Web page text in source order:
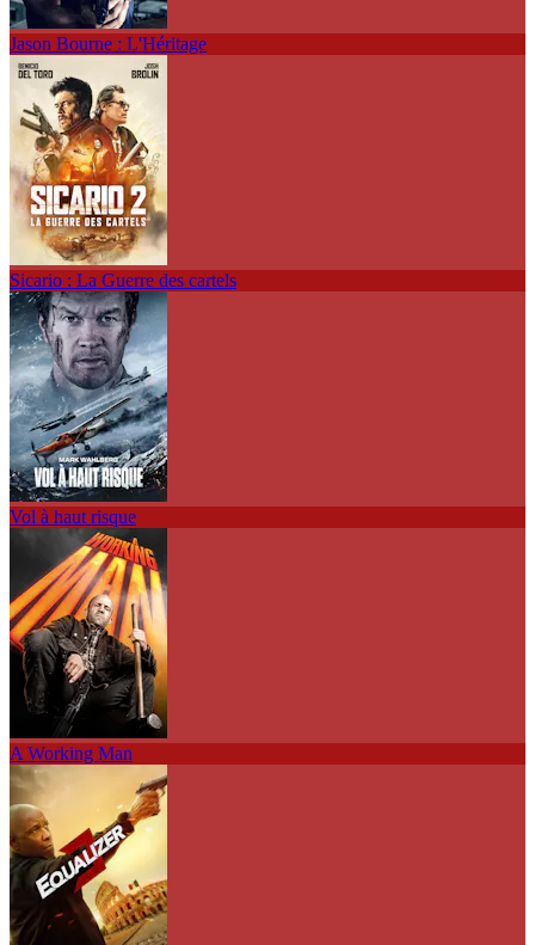
Jason Bourne : L'Héritage
Sicario : La Guerre des cartels
Vol à haut risque
A Working Man